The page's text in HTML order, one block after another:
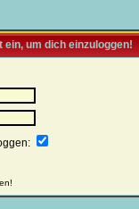
um dich einzuloggen!